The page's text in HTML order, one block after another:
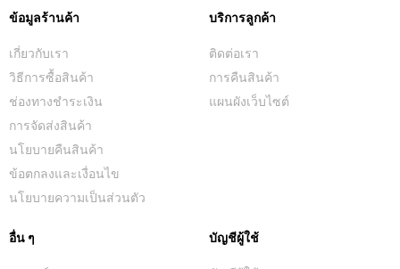
ข้อมูลร้านค้า
เกี่ยวกับเรา
วิธีการซื้อสินค้า
ช่องทางชำระเงิน
การจัดส่งสินค้า
นโยบายคืนสินค้า
ข้อตกลงและเงื่อนไข
นโยบายความเป็นส่วนตัว
บริการลูกค้า
ติดต่อเรา
การคืนสินค้า
แผนผังเว็บไซต์
อื่น ๆ บัญชีผู้ใช้